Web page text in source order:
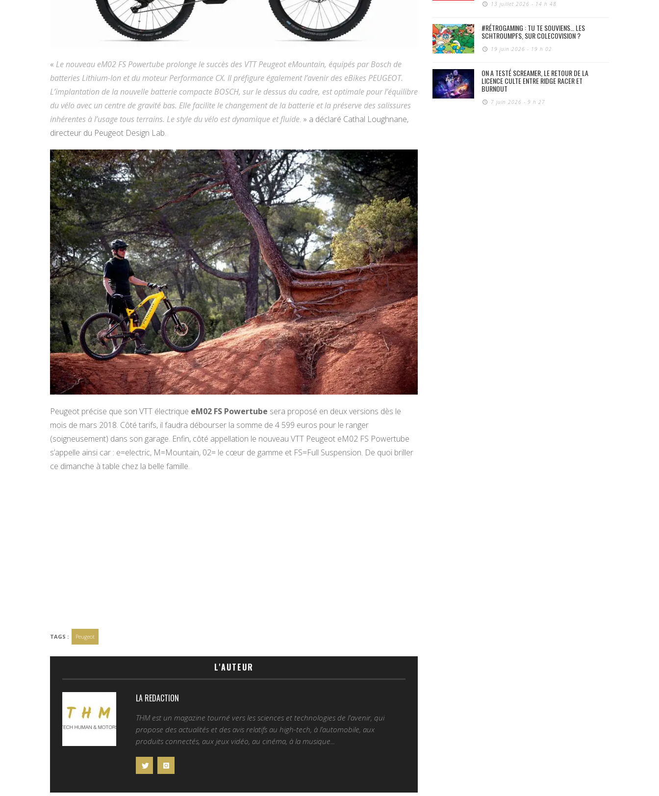
« Le nouveau eM02 FS Powertube prolonge le succès des VTT Peugeot eMountain, équipés par Bosch de
batteries Lithium-Ion et du moteur Performance CX. Il préfigure également l’avenir des eBikes PEUGEOT.
L’implantation de la nouvelle batterie compacte BOSCH, sur le dessus du cadre, est optimale pour l’équilibre
du vélo avec un centre de gravité bas. Elle facilite le changement de la batterie et la préserve des salissures
inhérentes à l’usage tous terrains. Le style du vélo est dynamique et fluide. » a déclaré Cathal Loughnane,
directeur du Peugeot Design Lab.
Peugeot précise que son VTT électrique eM02 FS Powertube sera proposé en deux versions dès le
mois de mars 2018. Côté tarifs, il faudra débourser la somme de 4 599 euros pour le ranger
(soigneusement) dans son garage. Enfin, côté appellation le nouveau VTT Peugeot eM02 FS Powertube
s’appelle ainsi car : e=electric, M=Mountain, 02= le cœur de gamme et FS=Full Suspension. De quoi briller
ce dimanche à table chez la belle famille.
TAGS : Peugeot
L'AUTEUR
LA REDACTION
THM est un magazine tourné vers les sciences et technologies de l'avenir, qui
propose des actualités et des avis relatifs au high-tech, à l’automobile, aux
produits connectés, aux jeux vidéo, au cinéma, à la musique...
13 juillet 2026 - 14 h 48
#RÉTROGAMING : TU TE SOUVIENS… LES
SCHTROUMPFS, SUR COLECOVISION ?
19 juin 2026 - 19 h 02
ON A TESTÉ SCREAMER, LE RETOUR DE LA
LICENCE CULTE ENTRE RIDGE RACER ET
BURNOUT
7 juin 2026 - 9 h 27